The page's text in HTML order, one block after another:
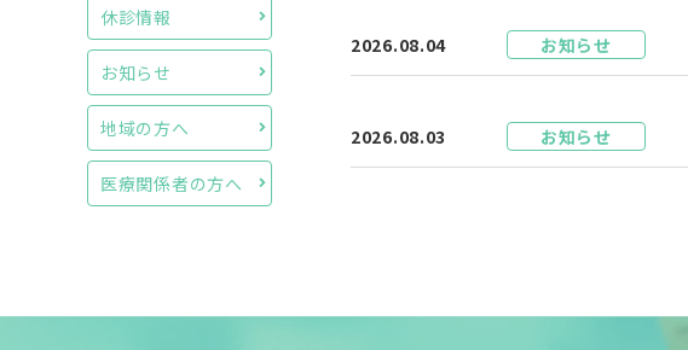
休診情報
お知らせ
地域の方へ
医療関係者の方へ
2026.08.04 お知らせ
2026.08.03 お知らせ